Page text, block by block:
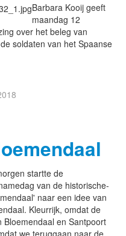
Barbara Kooij geeft
maandag 12
over het beleg van
soldaten van het Spaanse
startte de
van de historische-
naar een idee van
Kleurrijk, omdat de
en Santpoort
we teruggaan naar de